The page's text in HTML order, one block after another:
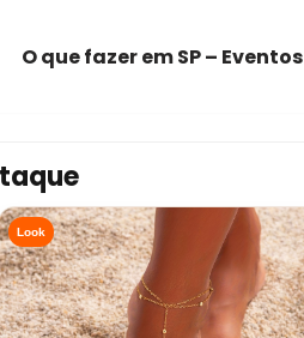
O que fazer em SP – Eventos
Look